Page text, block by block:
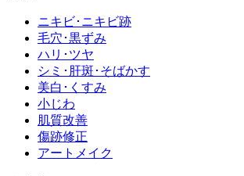
ニキビ･ニキビ跡
毛穴･黒ずみ
ハリ･ツヤ
シミ･肝斑･そばかす
美白･くすみ
小じわ
肌質改善
傷跡修正
アートメイク